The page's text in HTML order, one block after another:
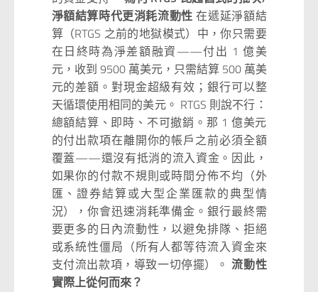
淨額結算時代更消耗流動性 在遞延淨額結
算（RTGS 之前的地獄模式）中，你只需要
在日終時為淨差額融資——付出 1 億美
元，收到 9500 萬美元，只需結算 500 萬美
元的差額。對現金超級有效；銀行可以整
天循環使用相同的美元。 RTGS 則說不行：
總額結算、即時、不可撤銷。那 1 億美元
的付出款項在離開你的帳戶之前必須全額
覆蓋——還沒有抵消的流入資金。因此，
如果你的付款不規則或時間分佈不均（外
匯、證券結算或大型企業匯款的典型情
況），你會迅速消耗準備金。銀行最終需
要更多的日內流動性，以避免排隊、拒絕
或系統性僵局（所有人都等待流入資金來
支付流出款項，導致一切停擺）。流動性
實際上從何而來？